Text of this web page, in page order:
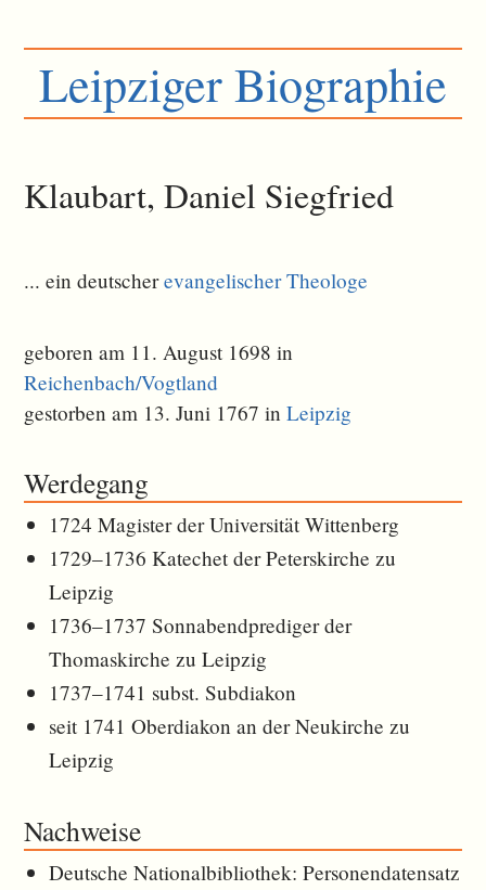
Leipziger Biographie
Klaubart, Daniel Siegfried
... ein deutscherevangelischer Theologe
geboren am 11. August 1698 in
Reichenbach/Vogtland
gestorben am 13. Juni 1767 inLeipzig
Werdegang
1724 Magister der Universität Wittenberg
1729–1736 Katechet der Peterskirche zu
Leipzig
1736–1737 Sonnabendprediger der
Thomaskirche zu Leipzig
1737–1741 subst. Subdiakon
seit 1741 Oberdiakon an der Neukirche zu
Leipzig
Nachweise
Deutsche Nationalbibliothek: Personendatensatz